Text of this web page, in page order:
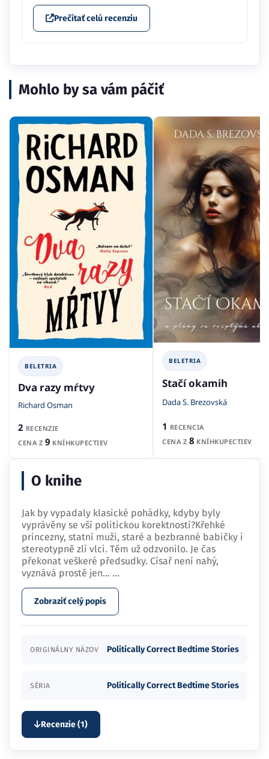
Prečítať celú recenziu
Mohlo by sa vám páčiť
BELETRIA
Dva razy mŕtvy
Richard Osman
2 RECENZIE
CENA Z 9 KNÍHKUPECTIEV
BELETRIA
Stačí okamih
Dada S. Brezovská
1 RECENCIA
CENA Z 8 KNÍHKUPECTIEV
O knihe
Jak by vypadaly klasické pohádky, kdyby byly
vyprávěny se vší politickou korektností?Křehké
princezny, statní muži, staré a bezbranné babičky i
stereotypně zlí vlci. Těm už odzvonilo. Je čas
překonat veškeré předsudky. Císař není nahý,
vyznává prostě jen… ...
Zobraziť celý popis
ORIGINÁLNY NÁZOV Politically Correct Bedtime Stories
SÉRIA Politically Correct Bedtime Stories
Recenzie (1)